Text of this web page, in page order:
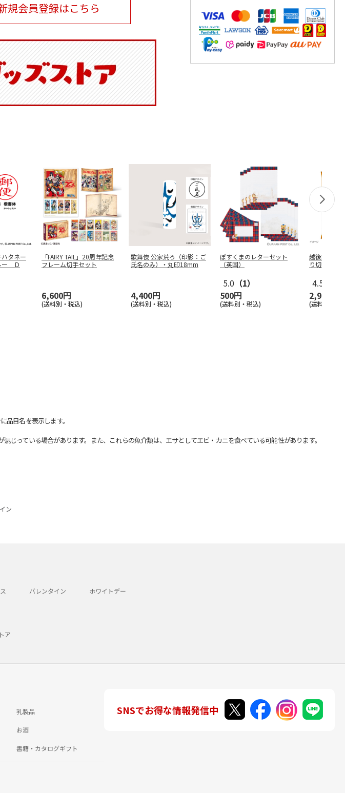
規会員登録はこちら
タネー
ー Ｄ
「FAIRY TAIL」20周年記念
フレーム切手セット
6,600円
(送料別・税込)
歌舞伎 公家荒ろ（印影：ご
氏名のみ）・丸印18mm
4,400円
(送料別・税込)
ぽすくまのレターセット
（英国）
5.0 （1）
500円
(送料別・税込)
越後製菓「
り切り餅」
4.5
2,980円
(送料・税込)
目名を表示します。
っている場合があります。また、これらの魚介類は、エサとしてエビ・カニを食べている可能性があります。
ン
バレンタイン ホワイトデー
ア
乳製品
お酒
書籍・カタログギフト
SNSでお得な情報発信中